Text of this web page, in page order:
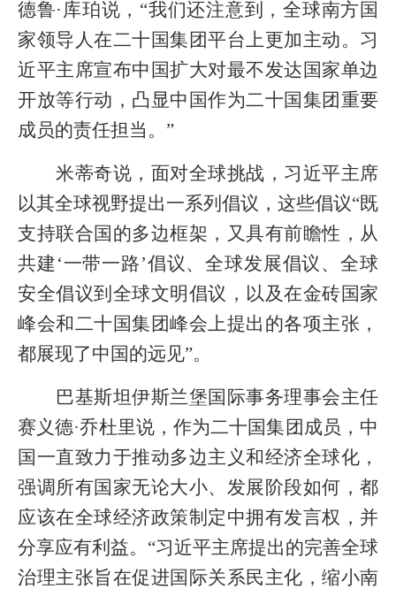
德鲁·库珀说，“我们还注意到，全球南方国
家领导人在二十国集团平台上更加主动。习
近平主席宣布中国扩大对最不发达国家单边
开放等行动，凸显中国作为二十国集团重要
成员的责任担当。”
米蒂奇说，面对全球挑战，习近平主席
以其全球视野提出一系列倡议，这些倡议“既
支持联合国的多边框架，又具有前瞻性，从
共建‘一带一路’倡议、全球发展倡议、全球
安全倡议到全球文明倡议，以及在金砖国家
峰会和二十国集团峰会上提出的各项主张，
都展现了中国的远见”。
巴基斯坦伊斯兰堡国际事务理事会主任
赛义德·乔杜里说，作为二十国集团成员，中
国一直致力于推动多边主义和经济全球化，
强调所有国家无论大小、发展阶段如何，都
应该在全球经济政策制定中拥有发言权，并
分享应有利益。“习近平主席提出的完善全球
治理主张旨在促进国际关系民主化，缩小南